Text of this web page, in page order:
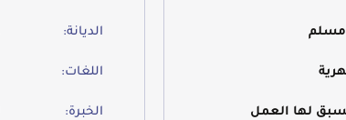
مسلم
لها العمل
الديانة:
اللغات:
الخبرة: